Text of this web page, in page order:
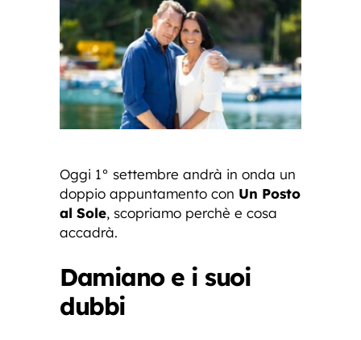
Oggi 1° settembre andrà in onda un
doppio appuntamento con Un Posto
al Sole, scopriamo perchè e cosa
accadrà.
Damiano e i suoi
dubbi